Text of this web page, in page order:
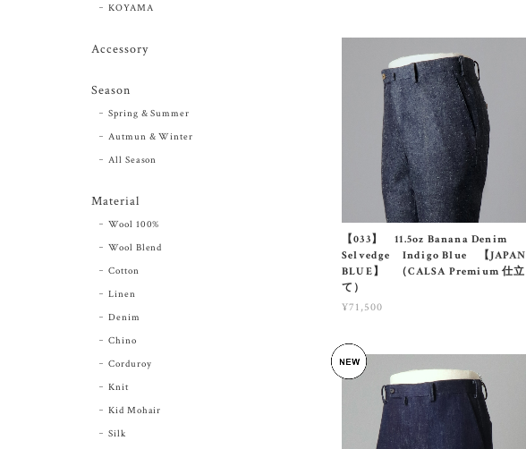
【033】 11.5oz Banana Denim
Selvedge Indigo Blue 【JAPAN
BLUE】 （CALSA Premium 仕立
て）
¥71,500
KOYAMA
Accessory
Season
Spring & Summer
Autmun & Winter
All Season
Material
Wool 100%
Wool Blend
Cotton
Linen
Denim
Chino
Corduroy
Knit
Kid Mohair
Silk